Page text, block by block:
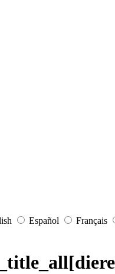
Español Français